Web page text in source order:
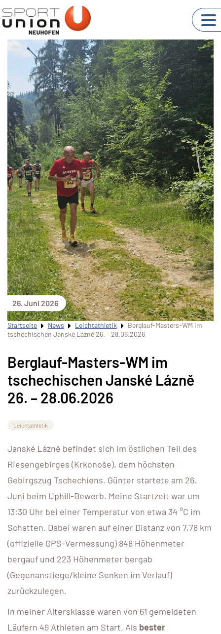
26. Juni 2026
Startseite News Leichtathletik
Berglauf-Masters-WM im
tschechischen Janské Lázně 26. – 28.06.2026
Berglauf-Masters-WM im
tschechischen Janské Lázně
26. – 28.06.2026
Leichtathletik
Janské Lázně befindet sich im östlichen Teil des
Riesengebirges (Krkonoše), dem höchsten
Gebirgszug Tschechiens. Günter startete am 26.
Juni beim Uphill-Bewerb. Meine Startzeit war um
13:30 Uhr bei einer Temperatur von etwa 34 °C im
Schatten. Dabei waren auf einer Distanz von 7,78 km
(offizielle GPS-Vermessung) 848 Höhenmeter
bergauf und 223 Höhenmeter bergab
(Gegenanstiege/kleine Senken im Verlauf)
zurückzulegen.
In meiner Altersklasse waren von 61 gemeldeten
Läufern 49 Athleten am Start. Als bester